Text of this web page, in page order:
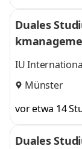
Duales
l
IU
Münster
vor etwa 14
Duales